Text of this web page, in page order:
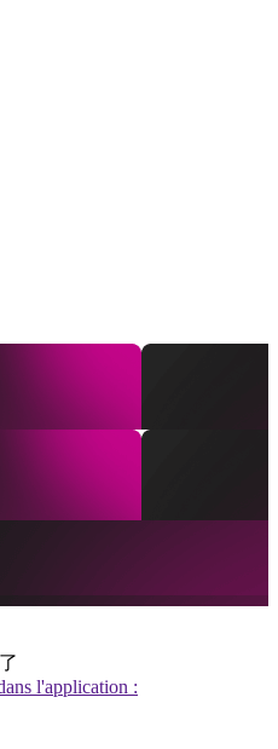
l'application :